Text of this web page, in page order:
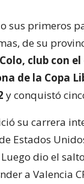
sus primeros
de su
club con el
de la Copa
y conquistó
su carrera
Estados
dio el
a Valencia